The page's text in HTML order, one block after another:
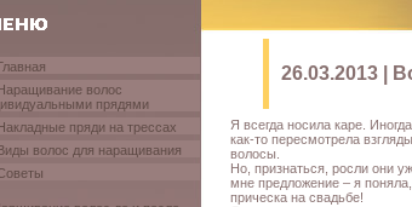
волос
прядями
пряди на трессах
волос для наращивания
26.03.2013 |
Я всегда носила каре.
как-то пересмотрела
волосы.
Но, признаться, росли они
мне предложение – я
прическа на свадьбе!